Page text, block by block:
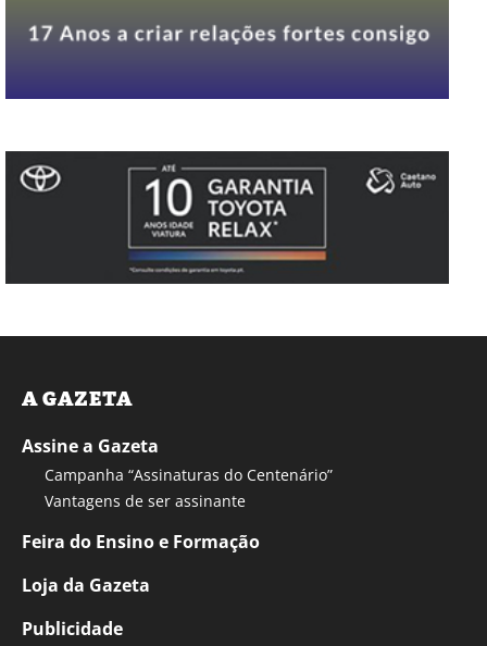
A GAZETA
Assine a Gazeta
Campanha “Assinaturas do Centenário”
Vantagens de ser assinante
Feira do Ensino e Formação
Loja da Gazeta
Publicidade